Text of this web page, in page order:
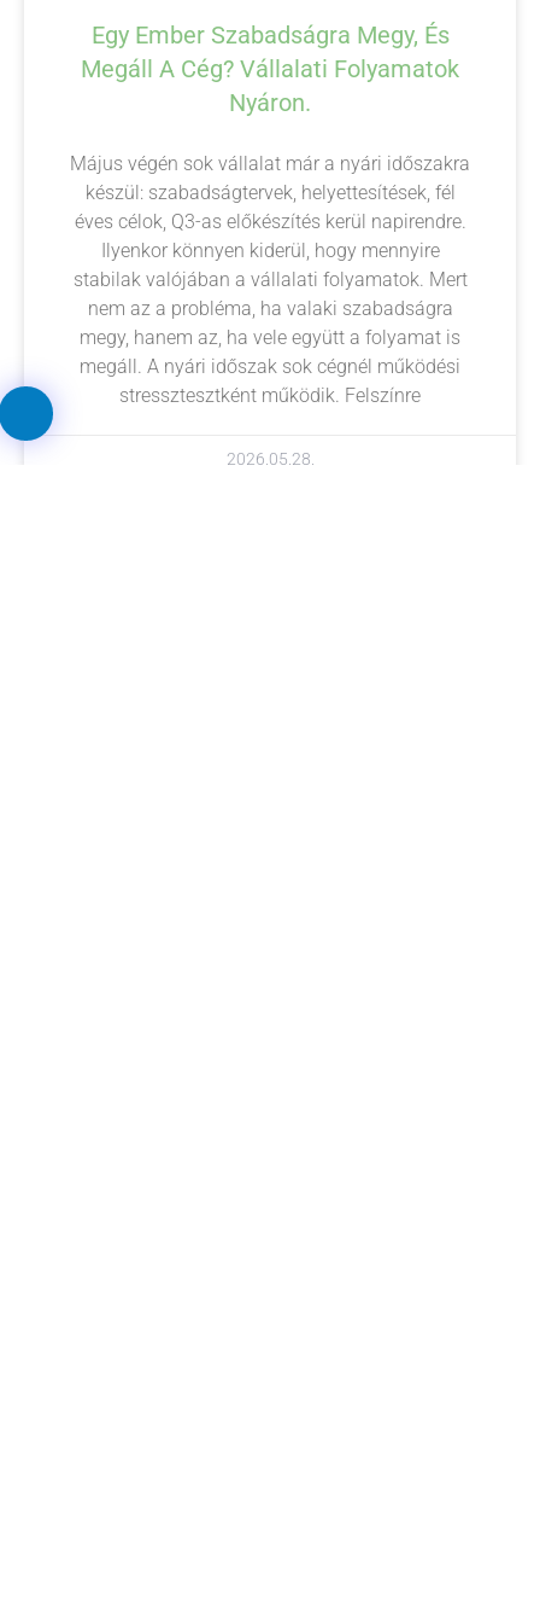
Egy Ember Szabadságra Megy, És
Megáll A Cég? Vállalati Folyamatok
Nyáron.
Május végén sok vállalat már a nyári időszakra
készül: szabadságtervek, helyettesítések, fél
éves célok, Q3-as előkészítés kerül napirendre.
Ilyenkor könnyen kiderül, hogy mennyire
stabilak valójában a vállalati folyamatok. Mert
nem az a probléma, ha valaki szabadságra
megy, hanem az, ha vele együtt a folyamat is
megáll. A nyári időszak sok cégnél működési
stressztesztként működik. Felszínre
2026.05.28.